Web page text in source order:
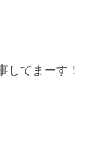
してまーす！